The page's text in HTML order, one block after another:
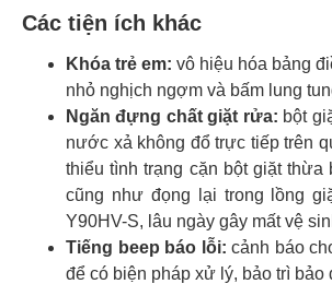
Các tiện ích khác
Khóa trẻ em: vô hiệu hóa bảng
nhỏ nghịch ngợm và bấm lung
Ngăn đựng chất giặt rửa: bột
nước xả không đổ trực tiếp trên
thiểu tình trạng cặn bột giặt thừa
cũng như đọng lại trong lồng
Y90HV-S, lâu ngày gây mất vệ
Tiếng beep báo lỗi:cảnh báo
để có biện pháp xử lý, bảo trì